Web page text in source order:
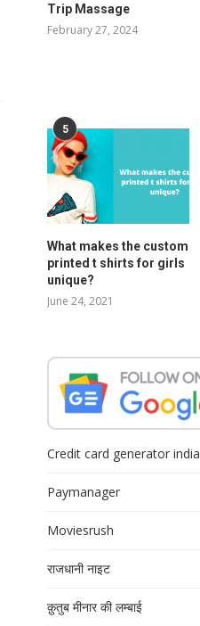
Trip Massage
February 27, 2024
5
What makes the custom
printed t shirts for girls
unique?
June 24, 2021
Credit card generator india
Paymanager
Moviesrush
राजधानी नाइट
क़ुतुब मीनार की लम्बाई